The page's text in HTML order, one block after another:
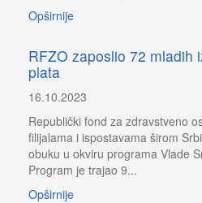
Opširnije
RFZO zaposlio 72 mladih
plata
16.10.2023
Republički fond za zdravstveno
filijalama i ispostavama širom
obuku u okviru programa Vlade
Program je trajao 9...
Opširnije